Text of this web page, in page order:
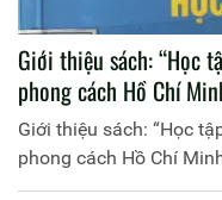
Giới thiệu sách: “Học
phong cách Hồ Chí
Giới thiệu sách: “Học
phong cách Hồ Chí